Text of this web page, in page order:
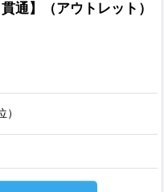
通】（アウトレット）
）